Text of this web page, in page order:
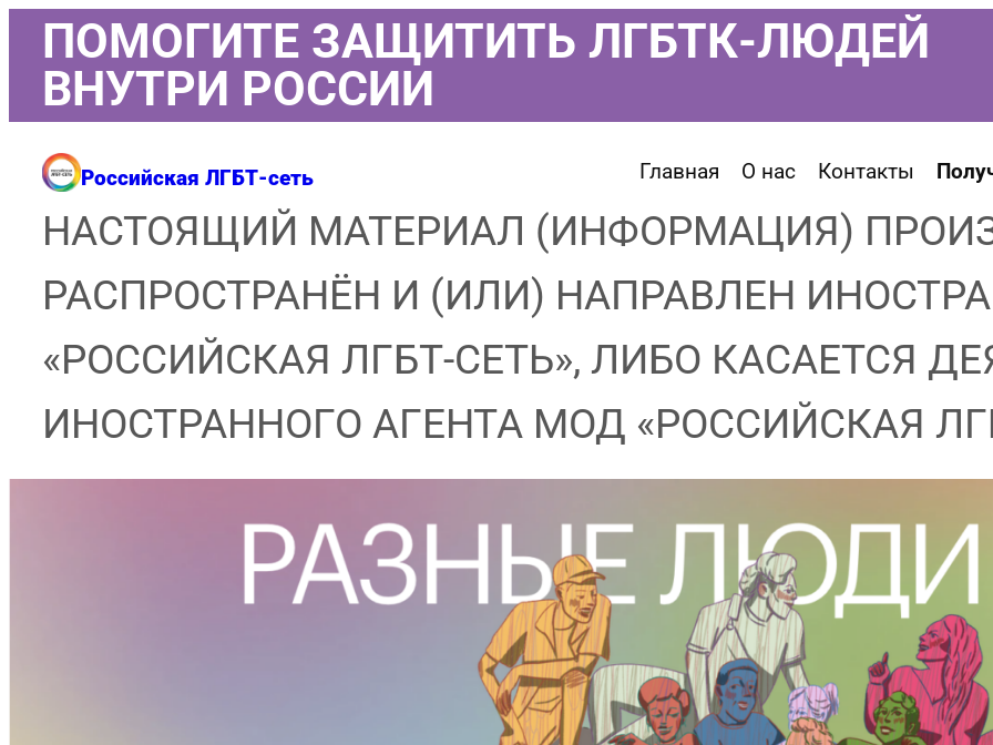
Перейти
содержимому
ПОМОГИТЕ ЗАЩИТИТЬ ЛГБТК-ЛЮДЕЙ
ВНУТРИ РОССИИ
Российская ЛГБТ-сеть Главная О нас Контакты
НАСТОЯЩИЙ МАТЕРИАЛ (ИНФОРМАЦИЯ)
РАСПРОСТРАНЁН И (ИЛИ) НАПРАВЛЕН
«РОССИЙСКАЯ ЛГБТ-СЕТЬ», ЛИБО КАСАЕТСЯ
ИНОСТРАННОГО АГЕНТА МОД «РОССИЙСКАЯ